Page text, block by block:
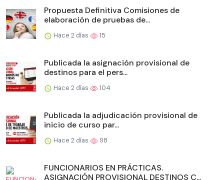
Propuesta Definitiva Comisiones de
elaboración de pruebas de...
Hace 2 días 15
Publicada la asignación provisional de
destinos para el pers...
Hace 2 días 104
Publicada la adjudicación provisional de
inicio de curso par...
Hace 2 días 98
FUNCIONARIOS EN PRÁCTICAS.
ASIGNACIÓN PROVISIONAL DESTINOS C...